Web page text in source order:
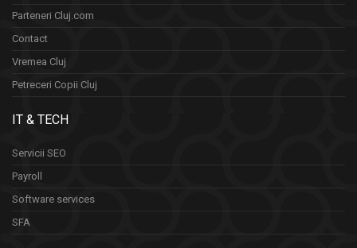
Parteneri Cluj.com
Contact
Vremea Cluj
Petreceri Copii Cluj
IT & TECH
Servicii SEO
Payroll
Software services
SFA